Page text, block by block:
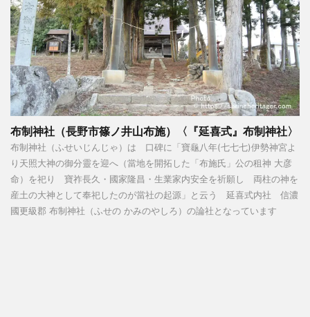
布制神社（長野市篠ノ井山布施）〈『延喜式』布制神社〉
布制神社（ふせいじんじゃ）は 口碑に「寶龜八年(七七七)伊勢神宮よ
り天照大神の御分靈を迎へ（當地を開拓した「布施氏」公の租神 大彦
命）を祀り 寶祚長久・國家隆昌・生業家内安全を祈願し 両柱の神を
産土の大神として奉祀したのが當社の起源」と云う 延喜式内社 信濃
國更級郡 布制神社（ふせの かみのやしろ）の論社となっています